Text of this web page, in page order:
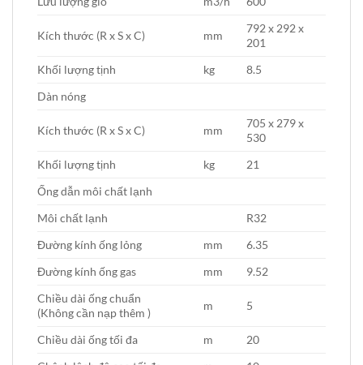
Kích thước (R x S x C) mm
792 x 292 x
201
Khối lượng tịnh
kg
8.5
Dàn nóng
Kích thước (R x S x C) mm
705 x 279 x
530
Khối lượng tịnh
kg
21
Ống dẫn môi chất lạnh
Môi chất lạnh
R32
Đường kính ống lỏng
mm
6.35
Đường kính ống gas
mm
9.52
Chiều dài ống chuẩn
(Không cần nạp thêm )
m 5
Chiều dài ống tối đa m
20